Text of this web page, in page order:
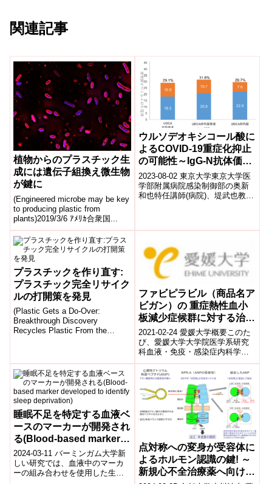
関連記事
植物からのプラスチック生
成には遺伝子組換え微生物
が鍵に
(Engineered microbe may be key
to producing plastic from
plants)2019/3/6 ｱﾒﾘｶ合衆国...
ウルソデオキシコール酸に
よるCOVID-19重症化抑止
の可能性～IgG-N抗体価測
定を併用した不顕性感染の
評価を通じて～
2023-08-02 東京大学東京大学医
学部附属病院感染制御部の奥新
和也特任講師(病院)、堤武也教授
プラスチックを作り直す:
プラスチック完全リサイク
ルの打開策を発見
(Plastic Gets a Do-Over:
Breakthrough Discovery
Recycles Plastic From the
ファビピラビル（商品名ア
ビガン）の 重症熱性血小
板減少症候群に対する治療
効果を確認
2021-02-24 愛媛大学概要このた
び、愛媛大学大学院医学系研究
科血液・免疫・感染症内科学講
座の研究グループらにより行わ
れた「重症熱性血小板減少症候
群（se...
睡眠不足を特定する血液ベ
ースのマーカーが開発され
る(Blood-based marker
developed to identify
sleep deprivation)
2024-03-11 バーミンガム大学新
しい研究では、血液中のマーカ
ーの組み合わせを使用した生体
点対称への変身が受容体に
よるホルモン認識の鍵! ～
新規心不全治療薬へ向けた